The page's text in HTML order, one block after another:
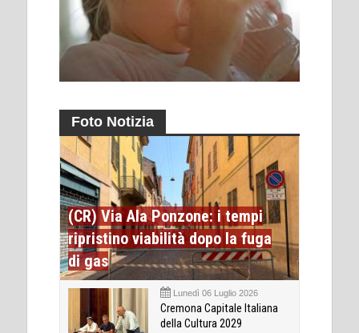
Foto Notizia
(CR) Via Ala Ponzone: i tempi
ripristino viabilità dopo la fuga
di gas
Lunedì 06 Luglio 2026
Cremona Capitale Italiana
della Cultura 2029